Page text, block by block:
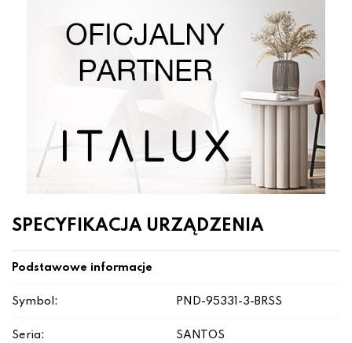
SPECYFIKACJA URZĄDZENIA
Podstawowe informacje
Symbol: PND-95331-3-BRSS
Seria: SANTOS